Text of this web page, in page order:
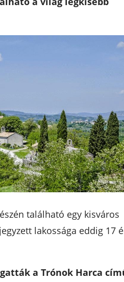
található egy kisváros
lakossága eddig 17
a Trónok Harca